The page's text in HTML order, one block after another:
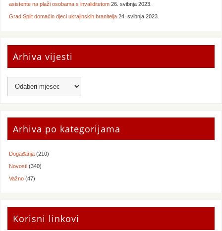
asistente na plaži osobama s invaliditetom 26. svibnja 2023.
Grad Split domaćin djeci ukrajinskih branitelja 24. svibnja 2023.
Arhiva vijesti
Arhiva po kategorijama
Događanja (210)
Novosti (340)
Važno (47)
Korisni linkovi